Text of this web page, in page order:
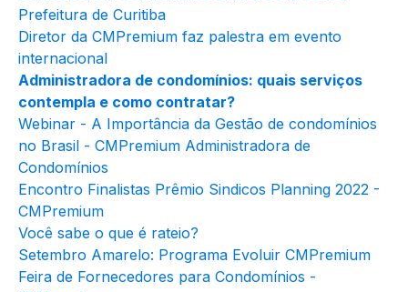
Prefeitura de Curitiba
Diretor da CMPremium faz palestra em evento
internacional
Administradora de condomínios: quais serviços
contempla e como contratar?
Webinar - A Importância da Gestão de condomínios
no Brasil - CMPremium Administradora de
Condomínios
Encontro Finalistas Prêmio Sindicos Planning 2022 -
CMPremium
Você sabe o que é rateio?
Setembro Amarelo: Programa Evoluir CMPremium
Feira de Fornecedores para Condomínios -